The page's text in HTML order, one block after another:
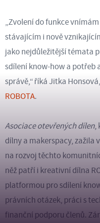
„Zvolení do funkce
stávajícím i nově
jako nejdůležitější témata
sdílení know-how a potřeb
správě,“ říká Jitka
ROBOTA.
Asociace otevřených dílen,
dílny a makerspacy, zažila
na rozvoj těchto
něž patří i kreativní dílna
platformou pro sdílení
právních otázek, práci s
finanční podporu členů.